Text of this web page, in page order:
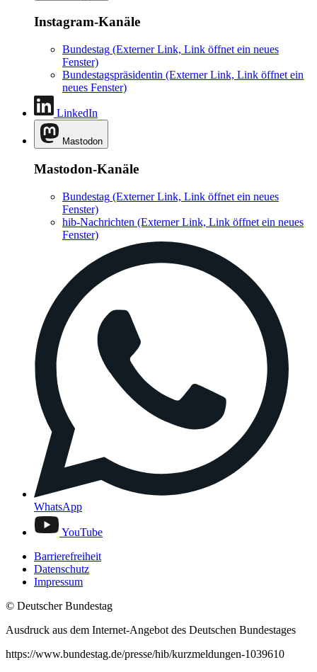
Instagram-Kanäle
Bundestag (Externer Link, Link öffnet ein neues
Fenster)
Bundestagspräsidentin (Externer Link, Link öffnet ein
neues Fenster)
LinkedIn
Mastodon
Mastodon-Kanäle
Bundestag (Externer Link, Link öffnet ein neues
Fenster)
hib-Nachrichten (Externer Link, Link öffnet ein neues
Fenster)
WhatsApp
YouTube
Barrierefreiheit
Datenschutz
Impressum
© Deutscher Bundestag
Ausdruck aus dem Internet-Angebot des Deutschen Bundestages
https://www.bundestag.de/presse/hib/kurzmeldungen-1039610